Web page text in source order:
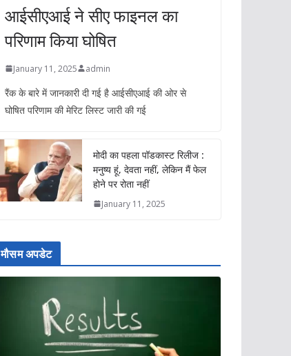
आईसीएआई ने सीए फाइनल का
परिणाम किया घोषित
January 11, 2025 admin
रैंक के बारे में जानकारी दी गई है आईसीएआई की ओर से
घोषित परिणाम की मेरिट लिस्ट जारी की गई
मोदी का पहला पॉडकास्ट रिलीज :
मनुष्य हूं, देवता नहीं, लेकिन मैं फेल
होने पर रोता नहीं
January 11, 2025
मौसम अपडेट